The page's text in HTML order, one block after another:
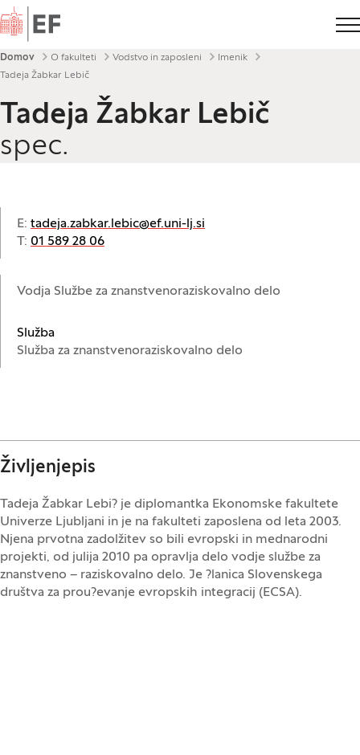
Domov
Drobtinice
Domov O fakulteti Vodstvo in zaposleni
Imenik
Tadeja Žabkar Lebič
Tadeja Žabkar Lebič
spec.
E: tadeja.zabkar.lebic@ef.uni-lj.si
T: 01 589 28 06
Vodja Službe za znanstvenoraziskovalno delo
Služba
Služba za znanstvenoraziskovalno delo
Življenjepis
Tadeja Žabkar Lebi? je diplomantka Ekonomske fakultete
Univerze Ljubljani in je na fakulteti zaposlena od leta 2003.
Njena prvotna zadolžitev so bili evropski in mednarodni
projekti, od julija 2010 pa opravlja delo vodje službe za
znanstveno – raziskovalno delo. Je ?lanica Slovenskega
društva za prou?evanje evropskih integracij (ECSA).